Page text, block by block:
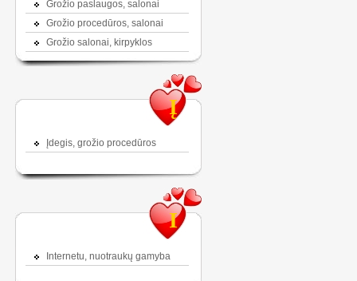
Grožio paslaugos, salonai
Grožio procedūros, salonai
Grožio salonai, kirpyklos
Į
Įdegis, grožio procedūros
I
Internetu, nuotraukų gamyba